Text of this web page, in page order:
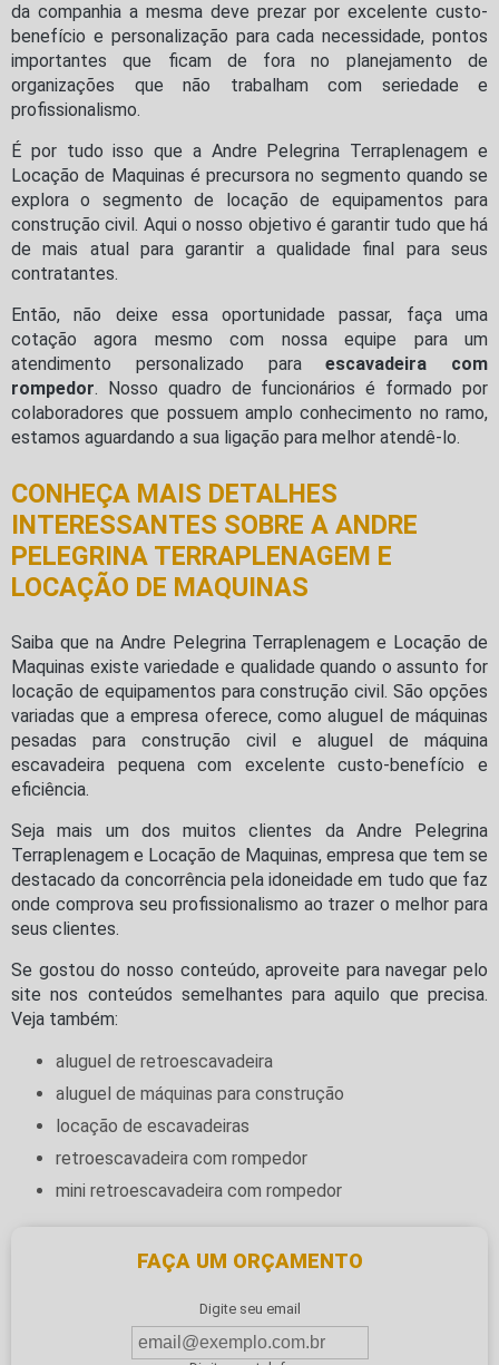
da companhia a mesma deve prezar por excelente custo-
benefício e personalização para cada necessidade, pontos
importantes que ficam de fora no planejamento de
organizações que não trabalham com seriedade e
profissionalismo.
É por tudo isso que a Andre Pelegrina Terraplenagem e
Locação de Maquinas é precursora no segmento quando se
explora o segmento de locação de equipamentos para
construção civil. Aqui o nosso objetivo é garantir tudo que há
de mais atual para garantir a qualidade final para seus
contratantes.
Então, não deixe essa oportunidade passar, faça uma
cotação agora mesmo com nossa equipe para um
atendimento personalizado paraescavadeira com
rompedor. Nosso quadro de funcionários é formado por
colaboradores que possuem amplo conhecimento no ramo,
estamos aguardando a sua ligação para melhor atendê-lo.
CONHEÇA MAIS DETALHES
INTERESSANTES SOBRE A ANDRE
PELEGRINA TERRAPLENAGEM E
LOCAÇÃO DE MAQUINAS
Saiba que na Andre Pelegrina Terraplenagem e Locação de
Maquinas existe variedade e qualidade quando o assunto for
locação de equipamentos para construção civil. São opções
variadas que a empresa oferece, como aluguel de máquinas
pesadas para construção civil e aluguel de máquina
escavadeira pequena com excelente custo-benefício e
eficiência.
Seja mais um dos muitos clientes da Andre Pelegrina
Terraplenagem e Locação de Maquinas, empresa que tem se
destacado da concorrência pela idoneidade em tudo que faz
onde comprova seu profissionalismo ao trazer o melhor para
seus clientes.
Se gostou do nosso conteúdo, aproveite para navegar pelo
site nos conteúdos semelhantes para aquilo que precisa.
Veja também:
aluguel de retroescavadeira
aluguel de máquinas para construção
locação de escavadeiras
retroescavadeira com rompedor
mini retroescavadeira com rompedor
FAÇA UM ORÇAMENTO
Digite seu email